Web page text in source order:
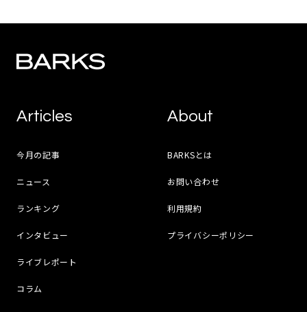
Articles
今月の記事
ニュース
ランキング
インタビュー
ライブレポート
コラム
About
BARKSとは
お問い合わせ
利用規約
プライバシーポリシー